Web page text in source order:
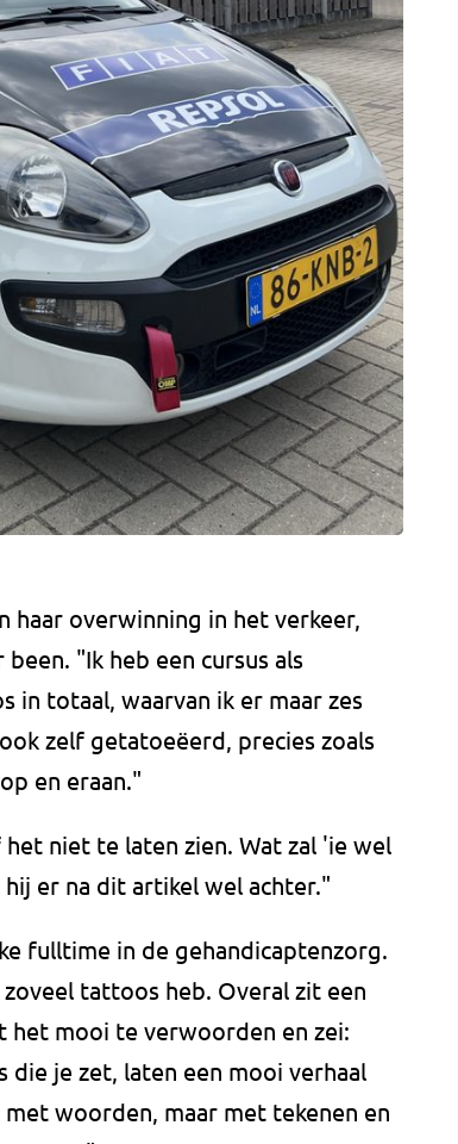
haar overwinning in het verkeer,
"Ik heb een cursus als
totaal, waarvan ik er maar zes
zelf getatoeëerd, precies zoals
en eraan."
niet te laten zien. Wat zal 'ie wel
er na dit artikel wel achter."
fulltime in de gehandicaptenzorg.
tattoos heb. Overal zit een
het mooi te verwoorden en zei:
die je zet, laten een mooi verhaal
woorden, maar met tekenen en